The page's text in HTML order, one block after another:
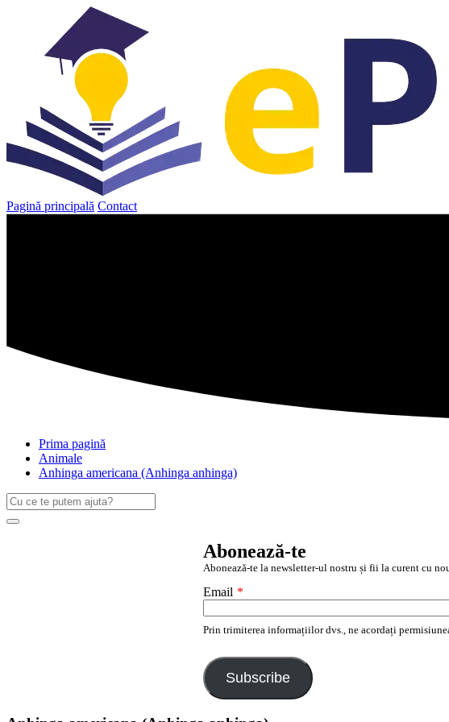
Pagină principală Contact
Prima pagină
Animale
Anhinga americana (Anhinga anhinga)
Caută
după:
Search
Abonează-te
Abonează-te la newsletter-ul nostru și fii la curent cu
Email *
Prin trimiterea informațiilor dvs., ne acordați
Subscribe